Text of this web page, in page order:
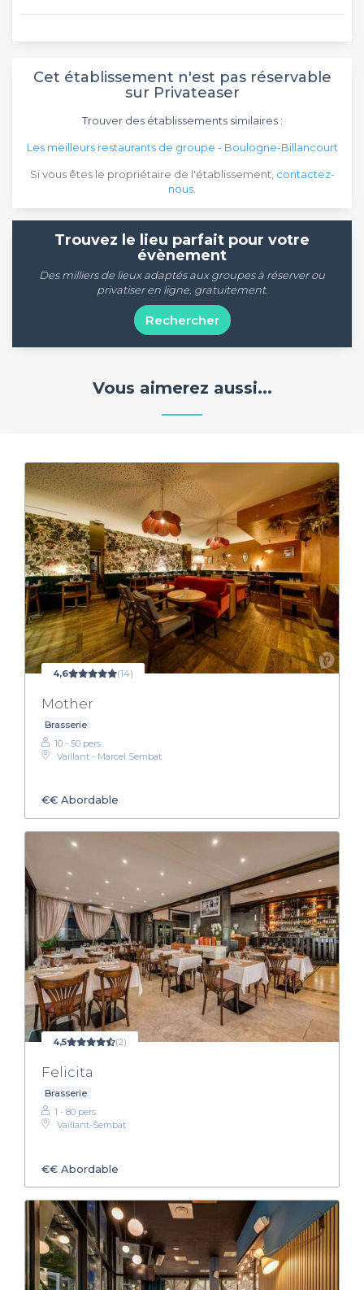
Cet établissement n'est pas réservable
sur Privateaser
Trouver des établissements similaires :
Les meilleurs restaurants de groupe - Boulogne-Billancourt
Si vous êtes le propriétaire de l'établissement, contactez-
nous
Trouvez le lieu parfait pour votre
évènement
Des milliers de lieux adaptés aux groupes à réserver ou
privatiser en ligne, gratuitement.
Rechercher
Vous aimerez aussi...
4,6 (14)
Mother
Brasserie
10 - 50 pers.
Vaillant - Marcel Sembat
€€ Abordable
4,5 (2)
Felicita
Brasserie
1 - 80 pers.
Vaillant-Sembat
€€ Abordable